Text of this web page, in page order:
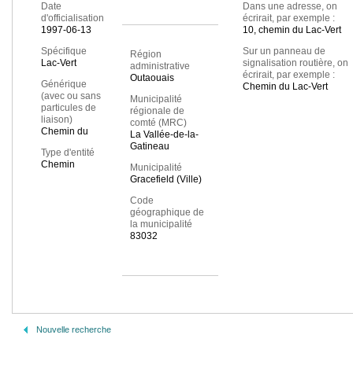
Date
d'officialisation
1997-06-13
Spécifique
Lac-Vert
Générique
(avec ou sans
particules de
liaison)
Chemin du
Type d'entité
Chemin
Région
administrative
Outaouais
Municipalité
régionale de
comté (MRC)
La Vallée-de-la-
Gatineau
Municipalité
Gracefield (Ville)
Code
géographique de
la municipalité
83032
Dans une adresse, on
écrirait, par exemple :
10, chemin du Lac-Vert
Sur un panneau de
signalisation routière, on
écrirait, par exemple :
Chemin du Lac-Vert
Nouvelle recherche